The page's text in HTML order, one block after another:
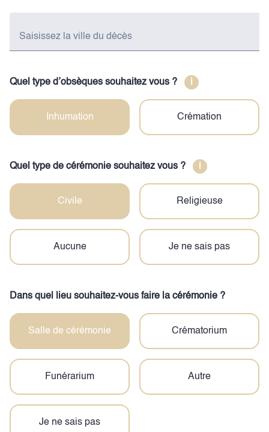
Saisissez la ville du décès
Quel type d’obsèques souhaitez vous ? i
Inhumation Crémation
Quel type de cérémonie souhaitez vous ? i
Civile Religieuse
Aucune Je ne sais pas
Dans quel lieu souhaitez-vous faire la cérémonie ?
Salle de cérémonie Crématorium
Funérarium Autre
Je ne sais pas